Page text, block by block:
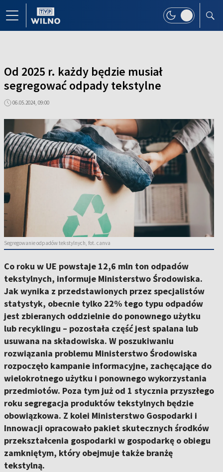
Od 2025 r. każdy będzie musiał
segregować odpady tekstylne
06.05.2024, 09:00
Segregowanie odpadów tekstylnych, fot. canva
Co roku w UE powstaje 12,6 mln ton odpadów
tekstylnych, informuje Ministerstwo Środowiska.
Jak wynika z przedstawionych przez specjalistów
statystyk, obecnie tylko 22% tego typu odpadów
jest zbieranych oddzielnie do ponownego użytku
lub recyklingu – pozostała część jest spalana lub
usuwana na składowiska. W poszukiwaniu
rozwiązania problemu Ministerstwo Środowiska
rozpoczęło kampanie informacyjne, zachęcające do
wielokrotnego użytku i ponownego wykorzystania
przedmiotów. Poza tym już od 1 stycznia przyszłego
roku segregacja produktów tekstylnych będzie
obowiązkowa. Z kolei Ministerstwo Gospodarki i
Innowacji opracowało pakiet skutecznych środków
przekształcenia gospodarki w gospodarkę o obiegu
zamkniętym, który obejmuje także branżę
tekstylną.